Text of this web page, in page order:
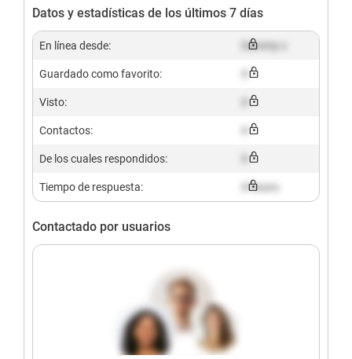
Datos y estadísticas de los últimos 7 días
En línea desde: Dummy x
Guardado como favorito:
Visto:
Contactos:
De los cuales respondidos:
Tiempo de respuesta: X hours
Contactado por usuarios